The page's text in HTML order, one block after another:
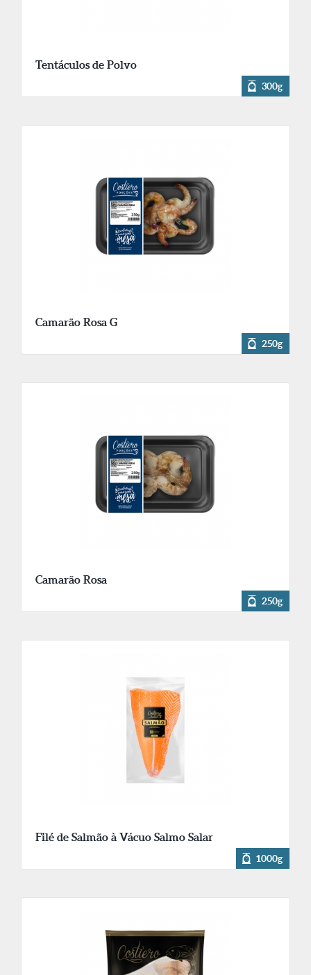
Tentáculos de Polvo
300g
Camarão Rosa G
250g
Camarão Rosa
250g
Filé de Salmão à Vácuo Salmo Salar
1000g